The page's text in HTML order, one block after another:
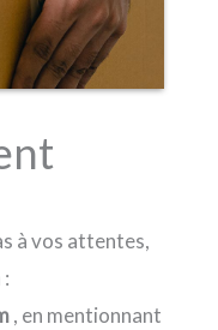
à vos attentes,
, en mentionnant